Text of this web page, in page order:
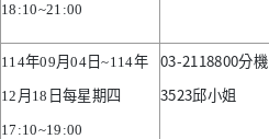
18:10~21:00
114年09月04日~114年
12 月 18 日每星期四
17:10~19:00
03-2118800分機
3523邱小姐